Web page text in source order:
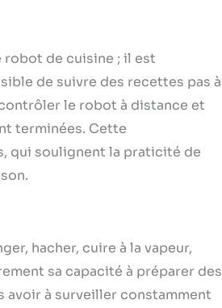
à la fin des cuissons à
robot de cuisine ; il est
de suivre des recettes pas à
le robot à distance et
terminées. Cette
qui soulignent la praticité de
hacher, cuire à la vapeur,
sa capacité à préparer des
avoir à surveiller constamment